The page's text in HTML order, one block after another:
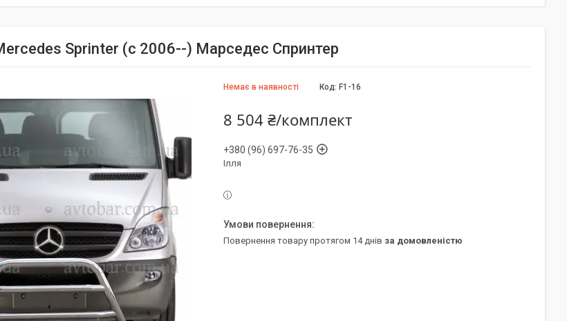
Sprinter (c 2006--) Марседес Спринтер
Немає в наявності Код: F1-16
8 504 ₴/комплект
+380 (96) 697-76-35
Ілля
повернення товару протягом 14 днів за домовленістю